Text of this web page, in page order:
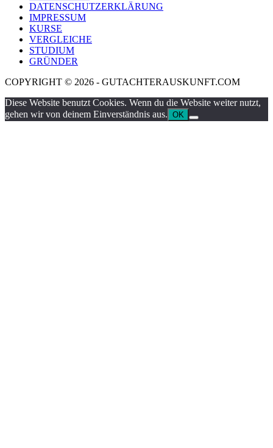
DATENSCHUTZERKLÄRUNG
IMPRESSUM
KURSE
VERGLEICHE
STUDIUM
GRÜNDER
COPYRIGHT © 2026 - GUTACHTERAUSKUNFT.COM
Diese Website benutzt Cookies. Wenn du die Website weiter nutzt,
gehen wir von deinem Einverständnis aus. OK